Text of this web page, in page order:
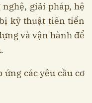
giải pháp, hệ
kỹ thuật tiên tiến
và vận hành để
các yêu cầu cơ